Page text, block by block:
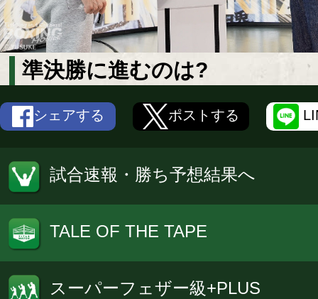
準決勝に進むのは?
シェアする ポストする
試合速報・勝ち予想結果へ
TALE OF THE TAPE
スーパーフェザー級+PLUS